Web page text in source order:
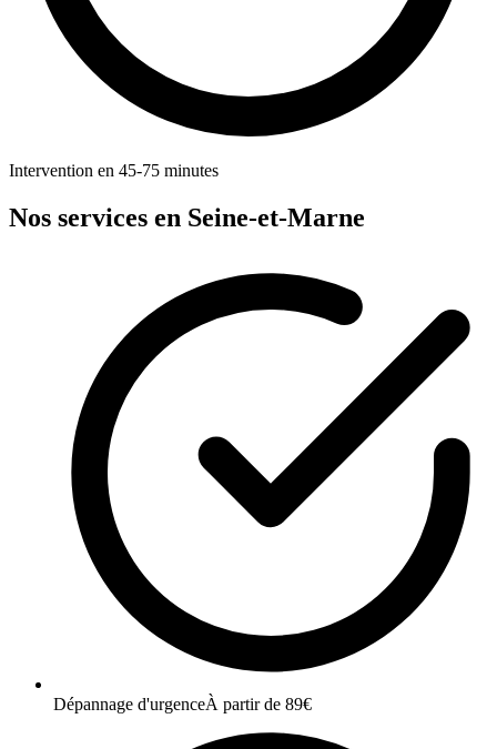
Intervention en 45-75 minutes
Nos services en Seine-et-Marne
Dépannage d'urgenceÀ partir de 89€